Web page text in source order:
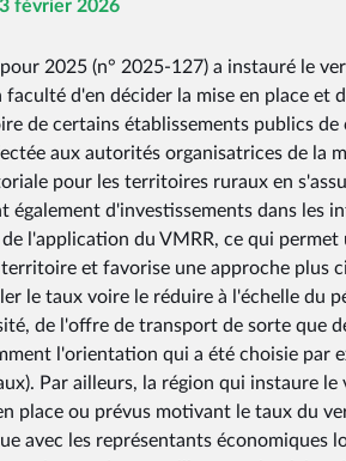
février 2026
2025 (n° 2025-127) a instauré le
faculté d'en décider la mise en place
de certains établissements publics
aux autorités organisatrices de la
pour les territoires ruraux en
également d'investissements dans les
de l'application du VMRR, ce qui
et favorise une approche plus
le taux voire le réduire à l'échelle du
de l'offre de transport de sorte que
l'orientation qui a été choisie par
Par ailleurs, la région qui instaure
place ou prévus motivant le taux du
avec les représentants économiques